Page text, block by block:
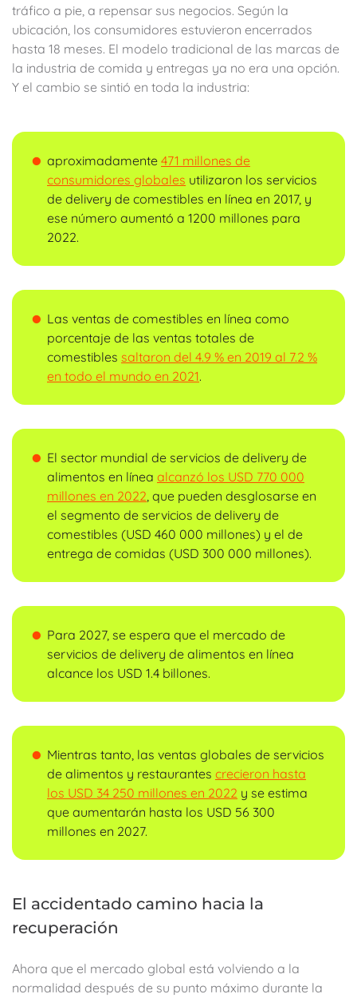
tráfico a pie, a repensar sus negocios. Según la
ubicación, los consumidores estuvieron encerrados
hasta 18 meses. El modelo tradicional de las marcas de
la industria de comida y entregas ya no era una opción.
Y el cambio se sintió en toda la industria:
aproximadamente 471 millones de
consumidores globales utilizaron los servicios
de delivery de comestibles en línea en 2017, y
ese número aumentó a 1200 millones para
2022.
Las ventas de comestibles en línea como
porcentaje de las ventas totales de
comestibles saltaron del 4.9 % en 2019 al 7.2 %
en todo el mundo en 2021.
El sector mundial de servicios de delivery de
alimentos en línea alcanzó los USD 770 000
millones en 2022, que pueden desglosarse en
el segmento de servicios de delivery de
comestibles (USD 460 000 millones) y el de
entrega de comidas (USD 300 000 millones).
Para 2027, se espera que el mercado de
servicios de delivery de alimentos en línea
alcance los USD 1.4 billones.
Mientras tanto, las ventas globales de servicios
de alimentos y restaurantes crecieron hasta
los USD 34 250 millones en 2022 y se estima
que aumentarán hasta los USD 56 300
millones en 2027.
El accidentado camino hacia la
recuperación
Ahora que el mercado global está volviendo a la
normalidad después de su punto máximo durante la